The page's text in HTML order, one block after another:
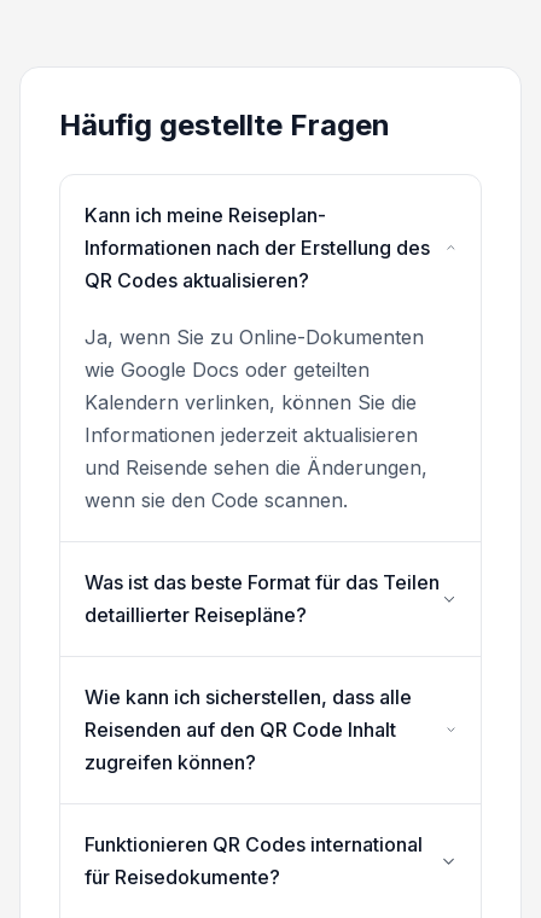
Häufig gestellte Fragen
Kann ich meine Reiseplan-
Informationen nach der Erstellung des
QR Codes aktualisieren?
Ja, wenn Sie zu Online-Dokumenten
wie Google Docs oder geteilten
Kalendern verlinken, können Sie die
Informationen jederzeit aktualisieren
und Reisende sehen die Änderungen,
wenn sie den Code scannen.
Was ist das beste Format für das Teilen
detaillierter Reisepläne?
Wie kann ich sicherstellen, dass alle
Reisenden auf den QR Code Inhalt
zugreifen können?
Funktionieren QR Codes international
für Reisedokumente?